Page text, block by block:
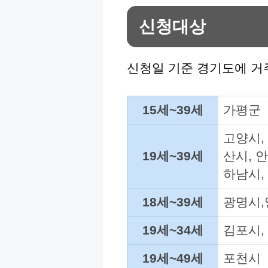
신청대상
신청일 기준 경기도에
15세~39세 가평군
19세~39세
고양시
산시,
하남시,
18세~39세 광명시
19세~34세 김포시
19세~49세 포천시